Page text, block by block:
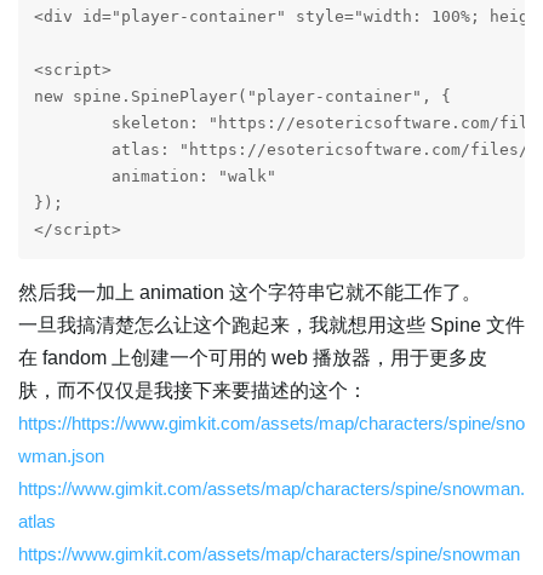
<div id="player-container" style="width: 100%;
<script>
new spine.SpinePlayer("player-container", {
});
</script>
然后我一加上 animation 这个字符串它就不能工作了。
一旦我搞清楚怎么让这个跑起来，我就想用这些 Spine 文件
在 fandom 上创建一个可用的 web 播放器，用于更多皮
肤，而不仅仅是我接下来要描述的这个：
https://https://www.gimkit.com/assets/map/characters/spine/sno
wman.json
https://www.gimkit.com/assets/map/characters/spine/snowman.
atlas
https://www.gimkit.com/assets/map/characters/spine/snowman